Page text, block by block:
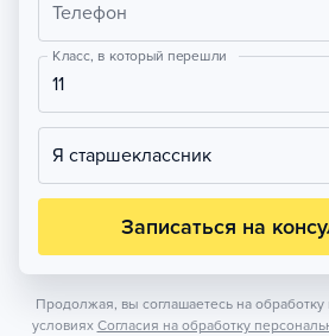
Телефон
Класс, в который перешли
11
Я старшеклассник
Записаться на
Продолжая, вы соглашаетесь на
условиях Согласия на обработку